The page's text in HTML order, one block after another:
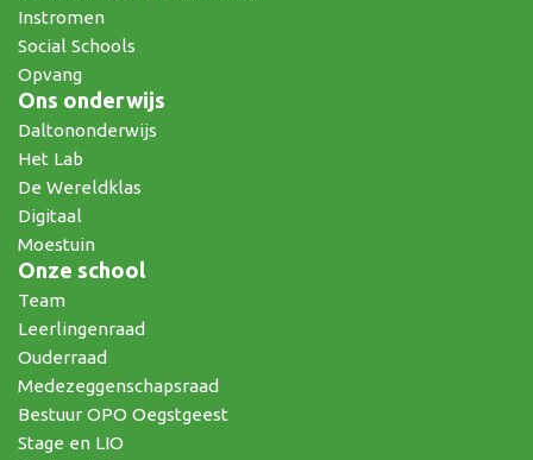
Instromen
Social Schools
Opvang
Ons onderwijs
Daltononderwijs
Het Lab
De Wereldklas
Digitaal
Moestuin
Onze school
Team
Leerlingenraad
Ouderraad
Medezeggenschapsraad
Bestuur OPO Oegstgeest
Stage en LIO